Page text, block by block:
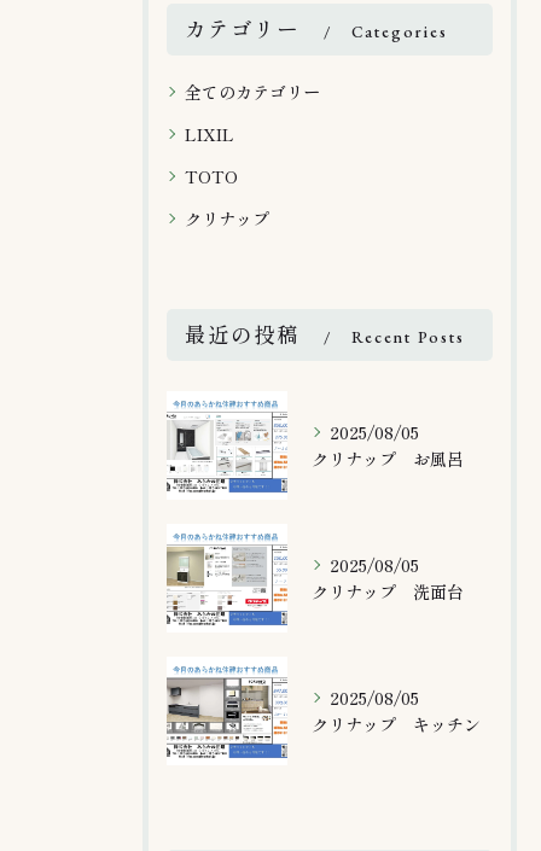
カテゴリー Categories
全てのカテゴリー
LIXIL
TOTO
クリナップ
最近の投稿 Recent Posts
2025/08/05
クリナップ お風呂
2025/08/05
クリナップ 洗面台
2025/08/05
クリナップ キッチン